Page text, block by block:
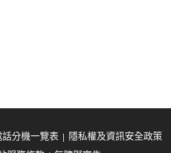
分機一覽表
隱私權及資訊安全政策